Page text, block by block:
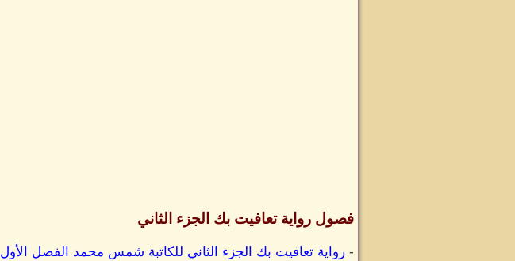
فصول رواية تعافيت بك الجزء الثاني
- رواية تعافيت بك الجزء الثاني للكاتبة شمس محمد الفصل الأول